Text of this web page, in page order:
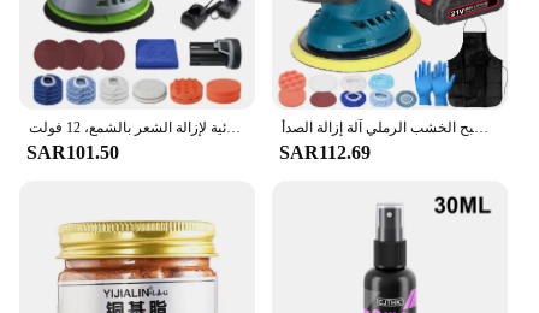
any project with confidence, knowing that you have
everything you need to complete the job.
ملمع سيارة مزدوج لاسلكي، كهربائي مزدوج الحركة، آلة تلميع لاسلكية، أدوات كهربائية لإزالة الشعر بالشمع، 12 فولت
SAR101.50
آلة تلميع السيارات اللاسلكية 6 التروس سرعات آلة تلميع السيارات الكهربائية تنظيف المنزل المعادن الصبح الخشب الرملي آلة إزالة الصدأ
SAR112.69